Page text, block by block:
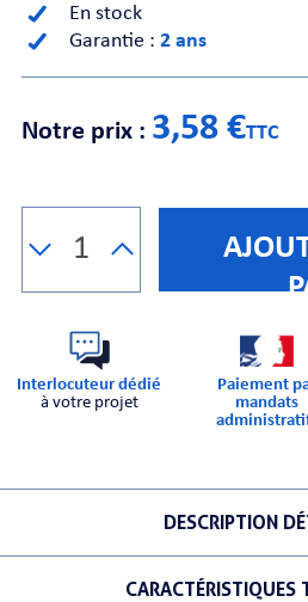
En stock
Garantie : 2 ans
Notre prix : 3,58 €TTC
Interlocuteur dédié
à votre projet
Paiement
mandats
DESCRIPTION
CARACTÉRISTIQUES